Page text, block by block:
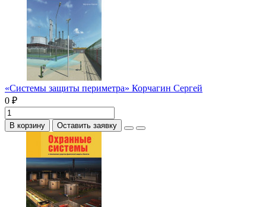
«Системы защиты периметра» Корчагин Сергей
0 ₽
В корзину Оставить заявку